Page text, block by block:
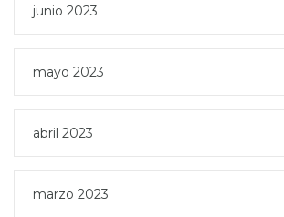
junio 2023
mayo 2023
abril 2023
marzo 2023